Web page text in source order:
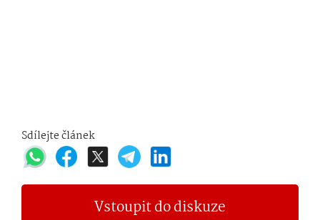
Sdílejte článek
Vstoupit do diskuze